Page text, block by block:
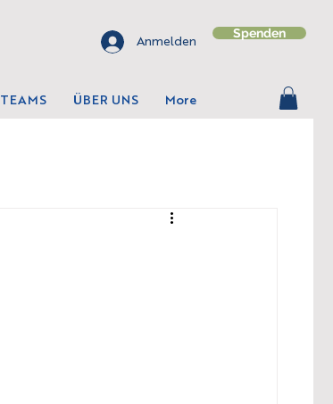
Anmelden
Spenden
TEAMS ÜBER UNS More